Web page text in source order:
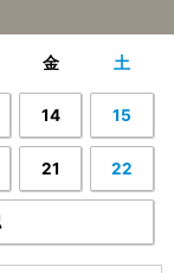
金 土
14 15
21 22